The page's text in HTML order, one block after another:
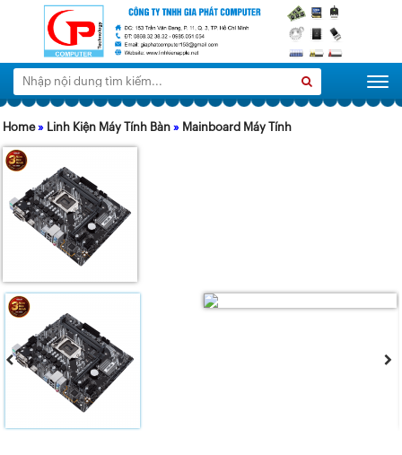
Tìm
kiếm:
Home» Linh Kiện Máy Tính Bàn » Mainboard Máy Tính